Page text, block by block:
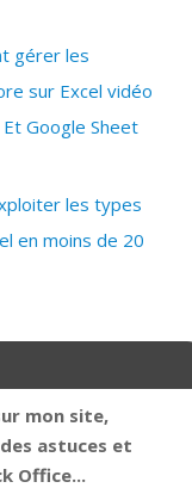
gérer les
sur Excel vidéo
Google Sheet
les types
en moins de 20
mon site,
astuces et
Office...